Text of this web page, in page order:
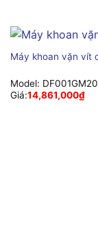
Máy khoan vặn vít
Model:
Giá:14,861,000₫